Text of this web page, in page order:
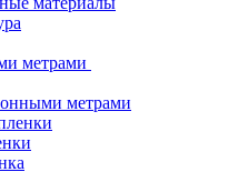
метрами
метрами